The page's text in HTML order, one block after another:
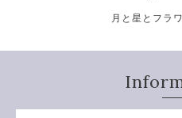
月と星とフラ